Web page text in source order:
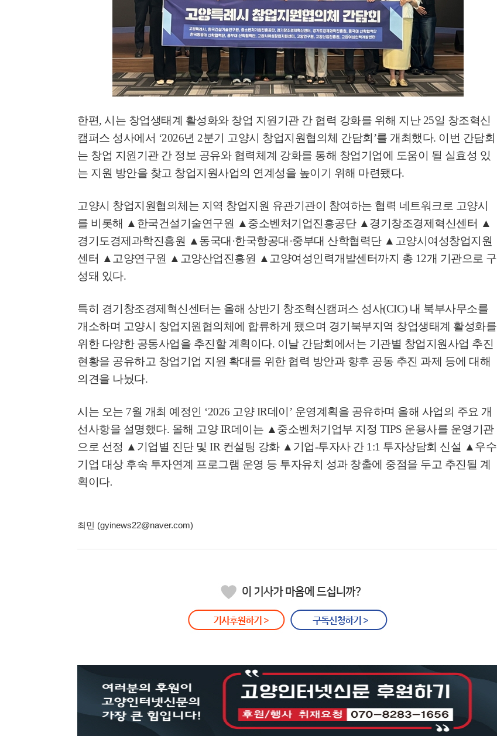
한편, 시는 창업생태계 활성화와 창업 지원기관 간 협력 강화를 위해 지난 25일 창조혁신
캠퍼스 성사에서 ‘2026년 2분기 고양시 창업지원협의체 간담회 ’를 개최했다. 이번 간담회
는 창업 지원기관 간 정보 공유와 협력체계 강화를 통해 창업기업에 도움이 될 실효성 있
는 지원 방안을 찾고 창업지원사업의 연계성을 높이기 위해 마련됐다.
고양시 창업지원협의체는 지역 창업지원 유관기관이 참여하는 협력 네트워크로 고양시
를 비롯해 ▲ 한국건설기술연구원 ▲중소벤처기업진흥공단 ▲경기창조경제혁신센터 ▲
경기도경제과학진흥원 ▲동국대 ·한국항공대 ·중부대 산학협력단 ▲ 고양시여성창업지원
센터 ▲ 고양연구원 ▲ 고양산업진흥원 ▲ 고양여성인력개발센터까지 총 12개 기관으로 구
성돼 있다.
특히 경기창조경제혁신센터는 올해 상반기 창조혁신캠퍼스 성사(CIC) 내 북부사무소를
개소하며 고양시 창업지원협의체에 합류하게 됐으며 경기북부지역 창업생태계 활성화를
위한 다양한 공동사업을 추진할 계획이다. 이날 간담회에서는 기관별 창업지원사업 추진
현황을 공유하고 창업기업 지원 확대를 위한 협력 방안과 향후 공동 추진 과제 등에 대해
의견을 나눴다.
시는 오는 7월 개최 예정인 ‘2026 고양IR데이 ’ 운영계획을 공유하며 올해 사업의 주요 개
선사항을 설명했다. 올해 고양IR데이는 ▲중소벤처기업부 지정 TIPS 운용사를 운영기관
으로 선정 ▲ 기업별 진단 및 IR 컨설팅 강화 ▲ 기업-투자사 간 1:1 투자상담회 신설 ▲우수
기업 대상 후속 투자연계 프로그램 운영 등 투자유치 성과 창출에 중점을 두고 추진될 계
획이다.
최민 (gyinews22@naver.com)